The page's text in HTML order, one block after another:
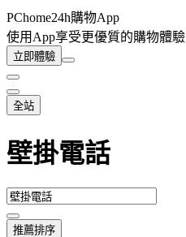
PChome24h購物App
使用App享受更優質的購物體驗
立即體驗
全站
壁掛電話
推薦排序